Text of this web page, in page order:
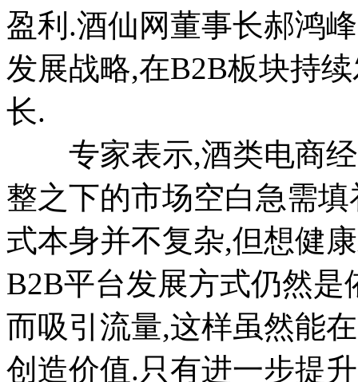
盈利.酒仙网董事长郝鸿
发展战略,在B2B板块持
长.
专家表示,酒类电商经
整之下的市场空白急需
式本身并不复杂,但想健
B2B平台发展方式仍然
而吸引流量,这样虽然能
创造价值.只有进一步提